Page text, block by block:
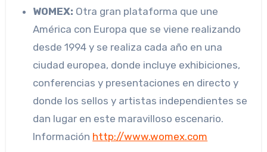
WOMEX: Otra gran plataforma que une
América con Europa que se viene realizando
desde 1994 y se realiza cada año en una
ciudad europea, donde incluye exhibiciones,
conferencias y presentaciones en directo y
donde los sellos y artistas independientes se
dan lugar en este maravilloso escenario.
Información http://www.womex.com